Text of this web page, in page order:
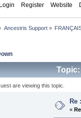
Login Register Website
Ancestris Support»
are viewing this topic.
Re
«